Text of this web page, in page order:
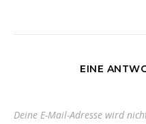
EINE
Deine E-Mail-Adresse wird